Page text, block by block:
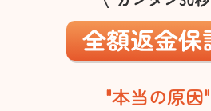
"本当の原因"